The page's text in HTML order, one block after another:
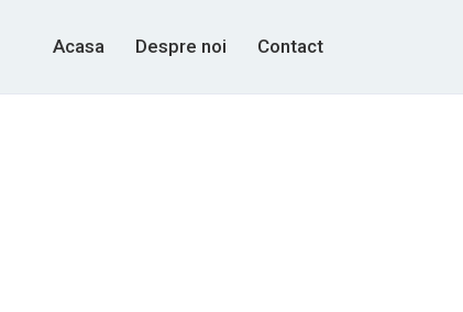
Acasa Despre noi Contact